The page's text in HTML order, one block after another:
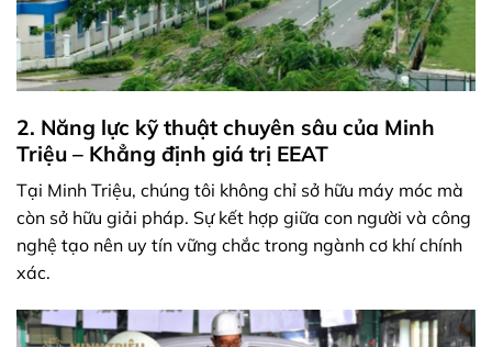
2. Năng lực kỹ thuật chuyên sâu của Minh
Triệu – Khẳng định giá trị EEAT
Tại Minh Triệu, chúng tôi không chỉ sở hữu máy móc mà
còn sở hữu giải pháp. Sự kết hợp giữa con người và công
nghệ tạo nên uy tín vững chắc trong ngành cơ khí chính
xác.